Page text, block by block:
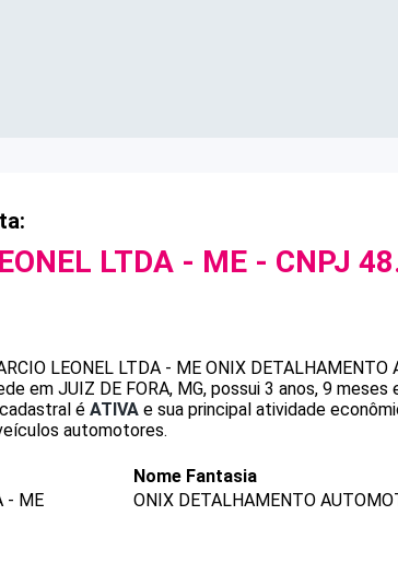
LTDA - ME - CNPJ
LEONEL LTDA - ME ONIX DETALHAMENTO
em JUIZ DE FORA, MG, possui 3 anos, 9
é ATIVA e sua principal atividade
automotores.
- ME
Nome Fantasia
ONIX DETALHAMENTO